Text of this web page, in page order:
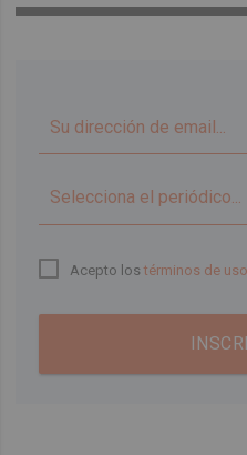
Acepto lostérminos de uso